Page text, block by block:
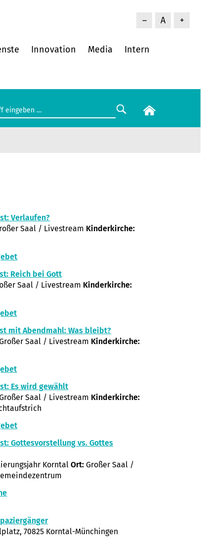
– A +
Innovation Media Intern
Verlaufen?
Saal / Livestream Kinderkirche:
Reich bei Gott
Saal / Livestream Kinderkirche:
mit Abendmahl: Was bleibt?
Saal / Livestream Kinderkirche:
Es wird gewählt
Saal / Livestream Kinderkirche:
Gottesvorstellung vs. Gottes
KorntalOrt:Großer Saal /
70825 Korntal-Münchingen